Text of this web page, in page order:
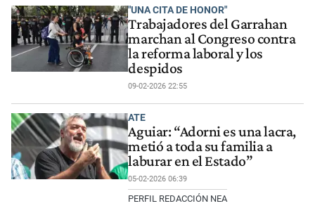
"UNA CITA DE HONOR"
Trabajadores del Garrahan
marchan al Congreso contra
la reforma laboral y los
despidos
09-02-2026 22:55
ATE
Aguiar: “Adorni es una lacra,
metió a toda su familia a
laburar en el Estado”
05-02-2026 06:39
PERFIL REDACCIÓN NEA